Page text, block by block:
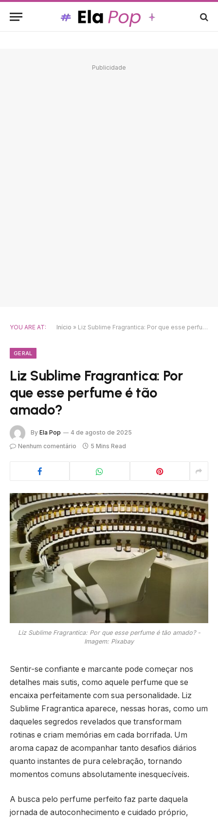
Publicidade
YOU ARE AT: Início » Liz Sublime Fragrantica: Por que esse perfume é tão amado?
GERAL
Liz Sublime Fragrantica: Por
que esse perfume é tão
amado?
By Ela Pop
4 de agosto de 2025
Nenhum comentário
5 Mins Read
Liz Sublime Fragrantica: Por que esse perfume é tão amado? -
Imagem: Pixabay
Sentir-se confiante e marcante pode começar nos
detalhes mais sutis, como aquele perfume que se
encaixa perfeitamente com sua personalidade. Liz
Sublime Fragrantica aparece, nessas horas, como um
daqueles segredos revelados que transformam
rotinas e criam memórias em cada borrifada. Um
aroma capaz de acompanhar tanto desafios diários
quanto instantes de pura celebração, tornando
momentos comuns absolutamente inesquecíveis.
A busca pelo perfume perfeito faz parte daquela
jornada de autoconhecimento e cuidado próprio,